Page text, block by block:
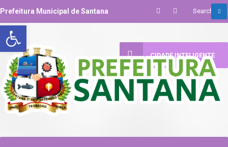
Prefeitura Municipal de Santana
CIDADE INTELIGENTE
Abrir a barra de ferramentas